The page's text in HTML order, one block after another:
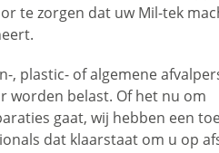
te zorgen dat uw Mil-tek
, plastic- of algemene
worden belast. Of het nu om
gaat, wij hebben een
dat klaarstaat om u op